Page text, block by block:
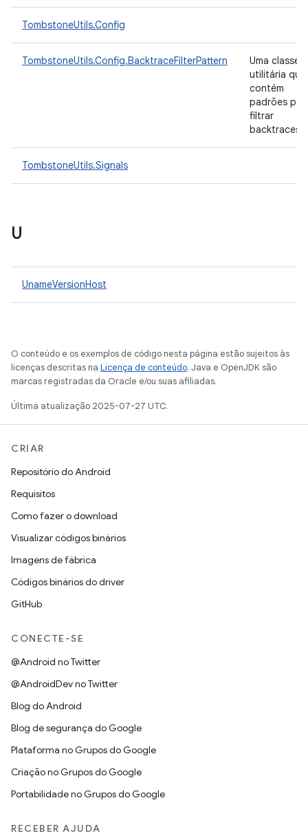
TombstoneUtils.Config
TombstoneUtils.Config.BacktraceFilterPattern
Uma classe
utilitária que
contém
padrões
filtrar
backtraces.
TombstoneUtils.Signals
U
UnameVersionHost
O conteúdo e os exemplos de código nesta página estão sujeitos às
licenças descritas na Licença de conteúdo. Java e OpenJDK são
marcas registradas da Oracle e/ou suas afiliadas.
Última atualização 2025-07-27 UTC.
CRIAR
Repositório do Android
Requisitos
Como fazer o download
Visualizar códigos binários
Imagens de fábrica
Códigos binários do driver
GitHub
CONECTE-SE
@Android no Twitter
@AndroidDev no Twitter
Blog do Android
Blog de segurança do Google
Plataforma no Grupos do Google
Criação no Grupos do Google
Portabilidade no Grupos do Google
RECEBER AJUDA